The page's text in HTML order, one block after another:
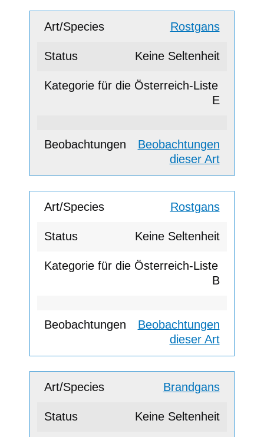
Rostgans
Keine Seltenheit
E
Beobachtungen
dieser Art
Rostgans
Keine Seltenheit
B
Beobachtungen
dieser Art
Brandgans
Keine Seltenheit